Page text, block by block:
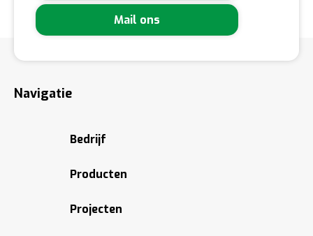
Mail ons
Navigatie
Bedrijf
Producten
Projecten